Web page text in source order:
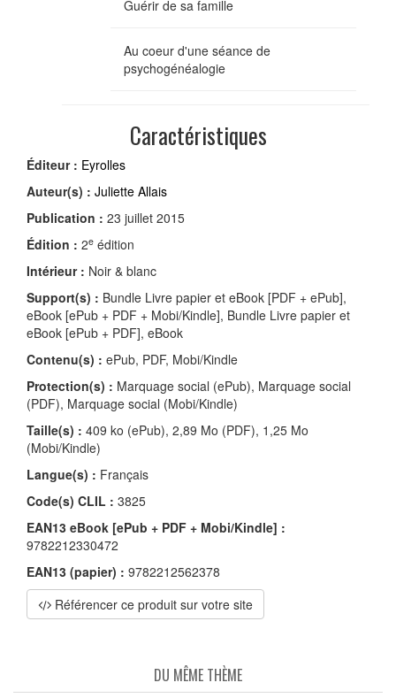
Guérir de sa famille
Au coeur d'une séance de
psychogénéalogie
Caractéristiques
Éditeur : Eyrolles
Auteur(s) : Juliette Allais
Publication : 23 juillet 2015
Édition : 2e édition
Intérieur : Noir & blanc
Support(s) : Bundle Livre papier et eBook [PDF + ePub],
eBook [ePub + PDF + Mobi/Kindle], Bundle Livre papier et
eBook [ePub + PDF], eBook
Contenu(s) : ePub, PDF, Mobi/Kindle
Protection(s) : Marquage social (ePub), Marquage social
(PDF), Marquage social (Mobi/Kindle)
Taille(s) : 409 ko (ePub), 2,89 Mo (PDF), 1,25 Mo
(Mobi/Kindle)
Langue(s) : Français
Code(s) CLIL : 3825
EAN13 eBook [ePub + PDF + Mobi/Kindle] :
9782212330472
EAN13 (papier) : 9782212562378
Référencer ce produit sur votre site
DU MÊME THÈME